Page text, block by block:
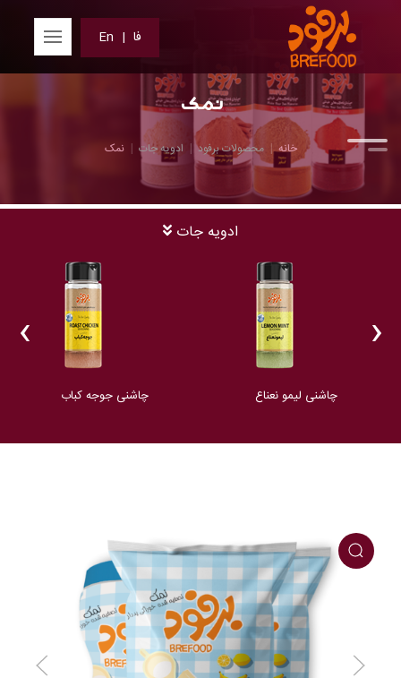
فا |
En
نمک
خانه محصولات برفود ادویه جات نمک
ادویه جات
چاشنی جوجه کباب چاشنی لیمو نعناع
‹ ›